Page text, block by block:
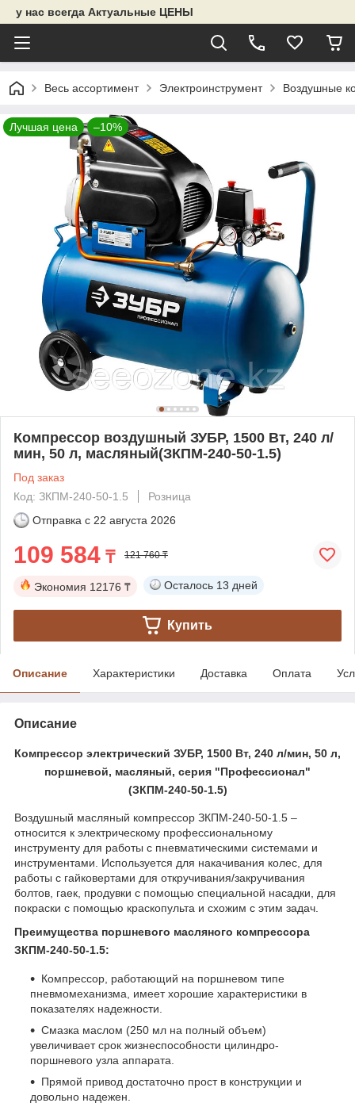
у нас всегда Актуальные ЦЕНЫ
Весь ассортимент Электроинструмент Воздушные
Лучшая цена –10%
Компрессор воздушный ЗУБР, 1500 Вт, 240 л/
мин, 50 л, масляный(ЗКПМ-240-50-1.5)
Под заказ
Код: ЗКПМ-240-50-1.5
Розница
Отправка с 22 августа 2026
109 584 ₸ 121 760 ₸
Экономия 12176 ₸ Осталось 13 дней
Купить
Описание Характеристики Доставка Оплата
Описание
Компрессор электрический ЗУБР, 1500 Вт, 240 л/мин, 50 л,
поршневой, масляный, серия "Профессионал"
(ЗКПМ-240-50-1.5)
Воздушный масляный компрессор ЗКПМ-240-50-1.5 –
относится к электрическому профессиональному
инструменту для работы с пневматическими системами и
инструментами. Используется для накачивания колес, для
работы с гайковертами для откручивания/закручивания
болтов, гаек, продувки с помощью специальной насадки, для
покраски с помощью краскопульта и схожим с этим задач.
Преимущества поршневого масляного компрессора
ЗКПМ-240-50-1.5:
Компрессор, работающий на поршневом типе
пневмомеханизма, имеет хорошие характеристики в
показателях надежности.
Смазка маслом (250 мл на полный объем)
увеличивает срок жизнеспособности цилиндро-
поршневого узла аппарата.
Прямой привод достаточно прост в конструкции и
довольно надежен.